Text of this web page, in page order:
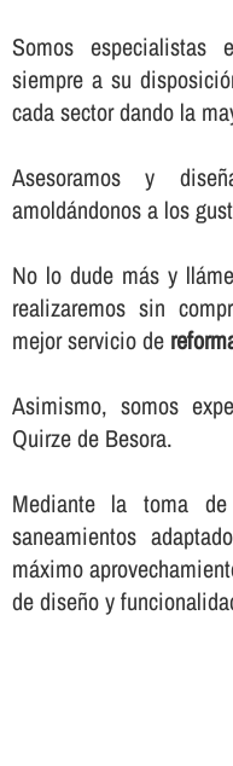
Somos especialistas
siempre a su
cada sector dando la
Asesoramos y
amoldándonos a los
No lo dude más y
realizaremos sin
mejor servicio de
Asimismo, somos
Quirze de Besora.
Mediante la toma
saneamientos
máximo
de diseño y